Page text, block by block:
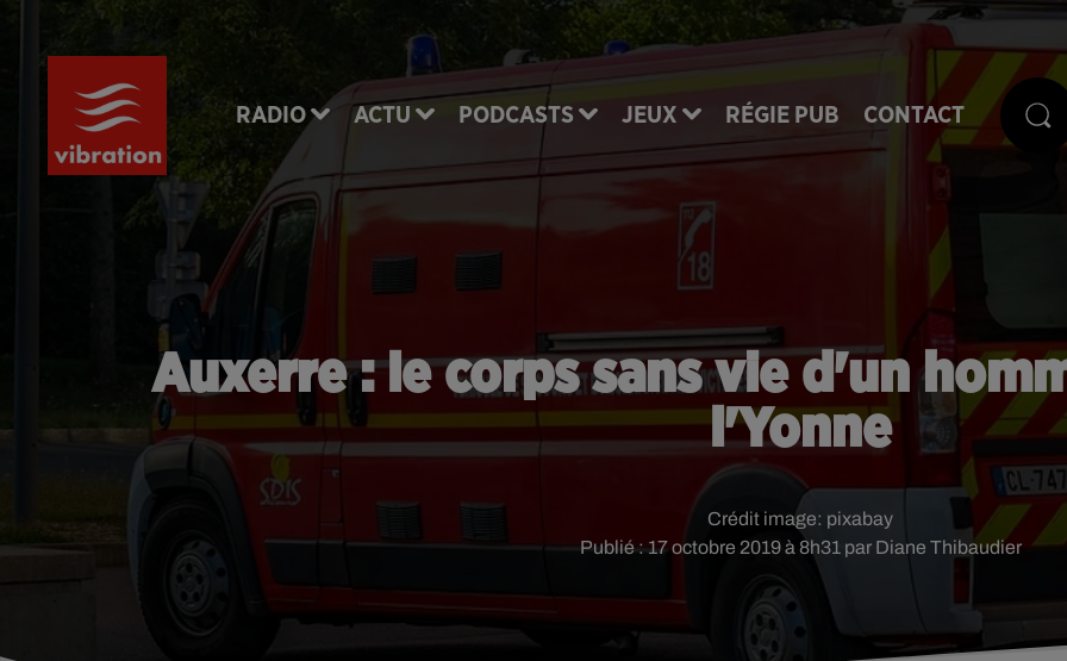
RADIO ACTU PODCASTS JEUX RÉGIE PUB CONTACT
Auxerre : le corps sans vie d'un
l'Yonne
Publié : 17 octobre 2019 à 8h31 par Diane Thibaudier
Crédit image: pixabay